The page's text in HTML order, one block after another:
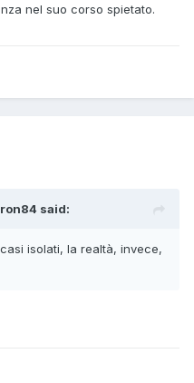
nel suo corso spietato.
said:
isolati, la realtà, invece,